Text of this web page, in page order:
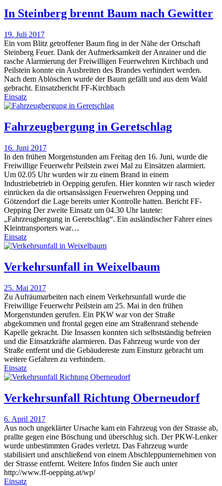
In Steinberg brennt Baum nach Gewitter
19. Juli 2017
Ein vom Blitz getroffener Baum fing in der Nähe der Ortschaft
Steinberg Feuer. Dank der Aufmerksamkeit der Anrainer und die
rasche Alarmierung der Freiwilligen Feuerwehren Kirchbach und
Peilstein konnte ein Ausbreiten des Brandes verhindert werden.
Nach dem Ablöschen wurde der Baum gefällt und aus dem Wald
gebracht. Einsatzbericht FF-Kirchbach
Einsatz
Fahrzeugbergung in Geretschlag
16. Juni 2017
In den frühen Morgenstunden am Freitag den 16. Juni, wurde die
Freiwillige Feuerwehr Peilstein zwei Mal zu Einsätzen alarmiert.
Um 02.05 Uhr wurden wir zu einem Brand in einem
Industriebetrieb in Oepping gerufen. Hier konnten wir rasch wieder
einrücken da die ortsansässigen Feuerwehren Oepping und
Götzendorf die Lage bereits unter Kontrolle hatten. Bericht FF-
Oepping Der zweite Einsatz um 04.30 Uhr lautete:
„Fahrzeugbergung in Geretschlag“. Ein ausländischer Fahrer eines
Kleintransporters war…
Einsatz
Verkehrsunfall in Weixelbaum
25. Mai 2017
Zu Aufräumarbeiten nach einem Verkehrsunfall wurde die
Freiwillige Feuerwehr Peilstein am 25. Mai in den frühen
Morgenstunden gerufen. Ein PKW war von der Straße
abgekommen und frontal gegen eine am Straßenrand stehende
Kapelle gekracht. Die Insassen konnten sich selbstständig befreien
und die Einsatzkräfte alarmieren. Das Fahrzeug wurde von der
Straße entfernt und die Gebäudereste zum Einsturz gebracht um
weitere Gefahren zu verhindern.
Einsatz
Verkehrsunfall Richtung Oberneudorf
6. April 2017
Aus noch ungeklärter Ursache kam ein Fahrzeug von der Strasse ab,
prallte gegen eine Böschung und überschlug sich. Der PKW-Lenker
wurde unbestimmten Grades verletzt. Das Fahrzeug wurde
stabilisiert und anschließend von einem Abschleppunternehmen von
der Strasse entfernt. Weitere Infos finden Sie auch unter
http://www.ff-oepping.at/wp/
Einsatz